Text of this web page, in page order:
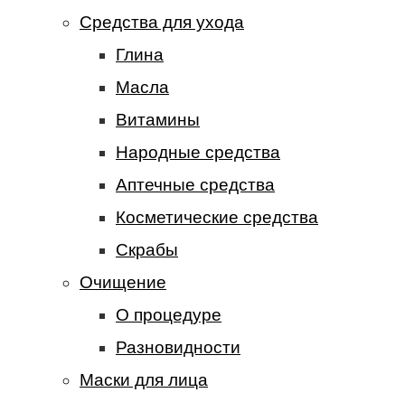
Средства для ухода
Глина
Масла
Витамины
Народные средства
Аптечные средства
Косметические средства
Скрабы
Очищение
О процедуре
Разновидности
Маски для лица